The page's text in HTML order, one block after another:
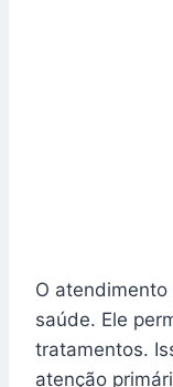
O
saúde. Ele
tratamentos.
atenção